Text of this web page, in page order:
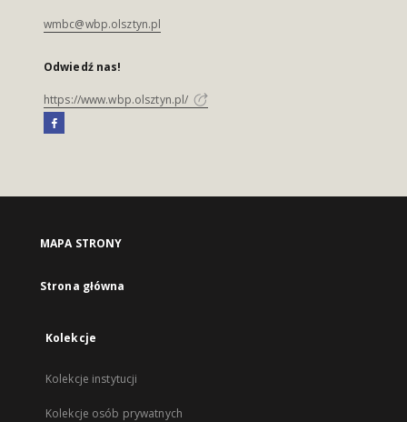
wmbc@wbp.olsztyn.pl
Odwiedź nas!
https://www.wbp.olsztyn.pl/
MAPA STRONY
Strona główna
Kolekcje
Kolekcje instytucji
Kolekcje osób prywatnych